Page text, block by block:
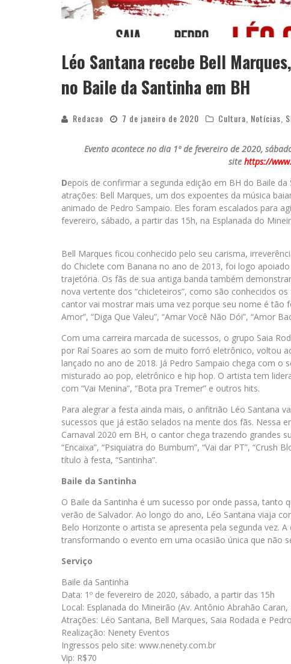
Léo Santana recebe Bell
no Baile da Santinha em BH
Redacao 7 de janeiro de 2020 Cultura Notícias
Evento acontece no dia 1º de fevereiro de 2020,
site https://
Depois de confirmar a segunda edição em BH do Baile
atrações: Bell Marques, um dos expoentes da música
animado de Pedro Sampaio. Eles foram escalados para
fevereiro, sábado, a partir das 15h, na Esplanada do
Bell Marques ficou conhecido pelo seu carisma,
do Chiclete com Banana no ano de 2013, foi logo
trajetória. Os fãs de sua antiga banda também
nova vertente dos “chicleteiros”, como são conhecidos
cantor vai mostrar mais uma vez porque seu nome é tão
Amor”, “Diga Que Valeu”, “Amar Você Não Dói”, “Amor
Com uma carreira marcada de sucessos, o grupo Saia
por Raí Soares ao som de muito forró eletrônico, voltou
lançado no ano de 2018. Já Pedro Sampaio chega com
misturado ao pop, eletrônico e hip hop. O artista tem
com “Vai Menina”, “Bota pra Tremer” e outros hits.
Para alegrar a festa ainda mais, o anfitrião Léo Santana
sucessos que já estão selados na mente dos fãs. Nessa
Carnaval 2020 em BH, o cantor chega trazendo grandes
“Encaixa”, “Psiquiatra do Bumbum”, “Vai dar PT”, “Crush
título à festa, “Santinha”.
Baile da Santinha
O Baile da Santinha é um sucesso por onde passa, tanto
verão de Salvador. Ao longo do ano, Léo Santana viaja
Belo Horizonte o artista se apresenta pela segunda vez.
transformando o evento em uma ocasião única que não
Serviço
Baile da Santinha
Data: 1º de fevereiro de 2020, sábado, a partir das 15h
Local: Esplanada do Mineirão (Av. Antônio Abrahão
Atrações: Léo Santana, Bell Marques, Saia Rodada e
Realização: Nenety Eventos
Ingressos pelo site: www.nenety.com.br
Vip: R$70